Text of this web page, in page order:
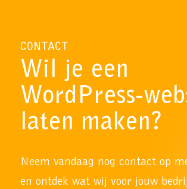
CONTACT
Wil je een
WordPress-
laten maken?
Neem vandaag nog contact op
en ontdek wat wij voor jouw